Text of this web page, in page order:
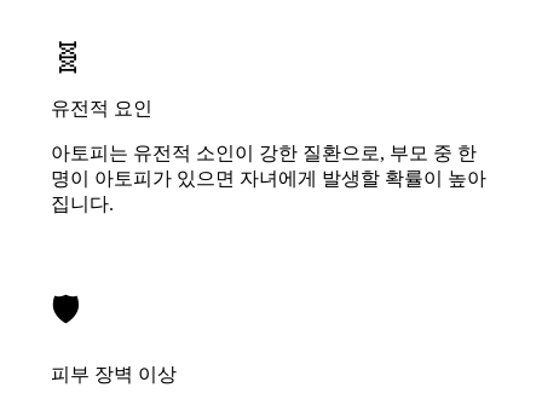
🧬
유전적 요인
아토피는 유전적 소인이 강한 질환으로, 부모 중 한
명이 아토피가 있으면 자녀에게 발생할 확률이 높아
집니다.
🛡
피부 장벽 이상